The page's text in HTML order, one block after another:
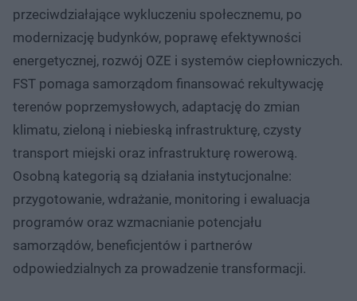
przeciwdziałające wykluczeniu społecznemu, po
modernizację budynków, poprawę efektywności
energetycznej, rozwój OZE i systemów ciepłowniczych.
FST pomaga samorządom finansować rekultywację
terenów poprzemysłowych, adaptację do zmian
klimatu, zieloną i niebieską infrastrukturę, czysty
transport miejski oraz infrastrukturę rowerową.
Osobną kategorią są działania instytucjonalne:
przygotowanie, wdrażanie, monitoring i ewaluacja
programów oraz wzmacnianie potencjału
samorządów, beneficjentów i partnerów
odpowiedzialnych za prowadzenie transformacji.